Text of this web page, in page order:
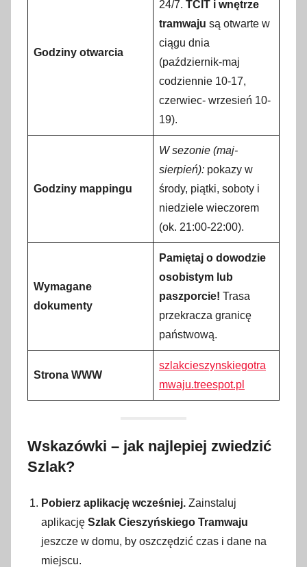
Godziny otwarcia
24/7. TCIT i wnętrze
tramwaju są otwarte w
ciągu dnia
(październik-maj
codziennie 10-17,
czerwiec- wrzesień 10-
19).
Godziny mappingu
W sezonie (maj-
sierpień): pokazy w
środy, piątki, soboty i
niedziele wieczorem
(ok. 21:00-22:00).
Wymagane
dokumenty
Pamiętaj o dowodzie
osobistym lub
paszporcie! Trasa
przekracza granicę
państwową.
Strona WWW
szlakcieszynskiegotra
mwaju.treespot.pl
Wskazówki – jak najlepiej zwiedzić
Szlak?
Pobierz aplikację wcześniej. Zainstaluj
aplikację Szlak Cieszyńskiego Tramwaju
jeszcze w domu, by oszczędzić czas i dane na
miejscu.